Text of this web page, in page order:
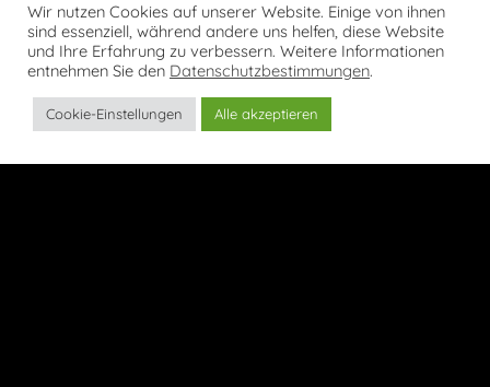
FREITAGSTÜTE
jeden Freitag
nur€9,99/statt 11,50€
Wir nutzen Cookies auf unserer Website. Einige von ihnen
sind essenziell, während andere uns helfen, diese Website
und Ihre Erfahrung zu verbessern. Weitere Informationen
entnehmen Sie den Datenschutzbestimmungen.
Cookie-Einstellungen Alle akzeptieren